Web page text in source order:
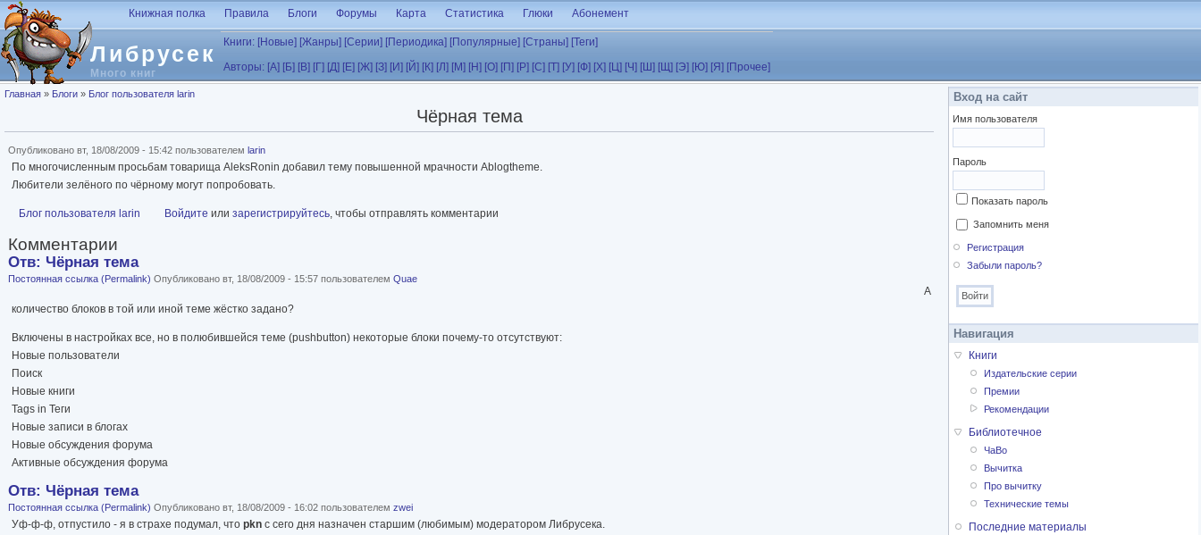
Перейти к основному содержанию
Либрусек
Много книг
Книжная полка Правила Блоги Форумы Карта Статистика Глюки Абонемент
Книги: [Новые] [Жанры] [Серии] [Периодика] [Популярные] [Страны] [Теги]
Авторы: [А] [Б] [В] [Г] [Д] [Е] [Ж] [З] [И] [Й] [К] [Л] [М] [Н] [О] [П] [Р] [С] [Т] [У] [Ф] [Х] [Ц] [Ч] [Ш] [Щ] [Э] [Ю] [Я] [Прочее]
Вы здесь
Главная » Блоги » Блог пользователя larin
Чёрная тема
Опубликовано вт, 18/08/2009 - 15:42 пользователем larin
По многочисленным просьбам товарища AleksRonin добавил тему повышенной мрачности Ablogtheme.
Любители зелёного по чёрному могут попробовать.
Блог пользователя larin Войдите или зарегистрируйтесь , чтобы отправлять комментарии
Комментарии
Отв: Чёрная тема
Постоянная ссылка (Permalink) Опубликовано вт, 18/08/2009 - 15:57 пользователем Quae
А
количество блоков в той или иной теме жёстко задано?
Включены в настройках все, но в полюбившейся теме (pushbutton) некоторые блоки почему-то отсутствуют:
Новые пользователи
Поиск
Новые книги
Tags in Теги
Новые записи в блогах
Новые обсуждения форума
Активные обсуждения форума
Отв: Чёрная тема
Постоянная ссылка (Permalink) Опубликовано вт, 18/08/2009 - 16:02 пользователем zwei
Уф-ф-ф, отпустило - я в страхе подумал, что pkn с сего дня назначен старшим (любимым) модератором Либрусека.
Вход на сайт
Имя пользователя
Пароль
Показать пароль
Запомнить меня
Регистрация
Забыли пароль?
Навигация
Книги
Издательские серии
Премии
Рекомендации
Библиотечное
ЧаВо
Вычитка
Про вычитку
Технические темы
Последние материалы